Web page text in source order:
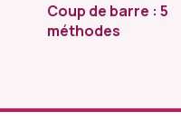
Coup de barre : 5
méthodes
de 20 minutes